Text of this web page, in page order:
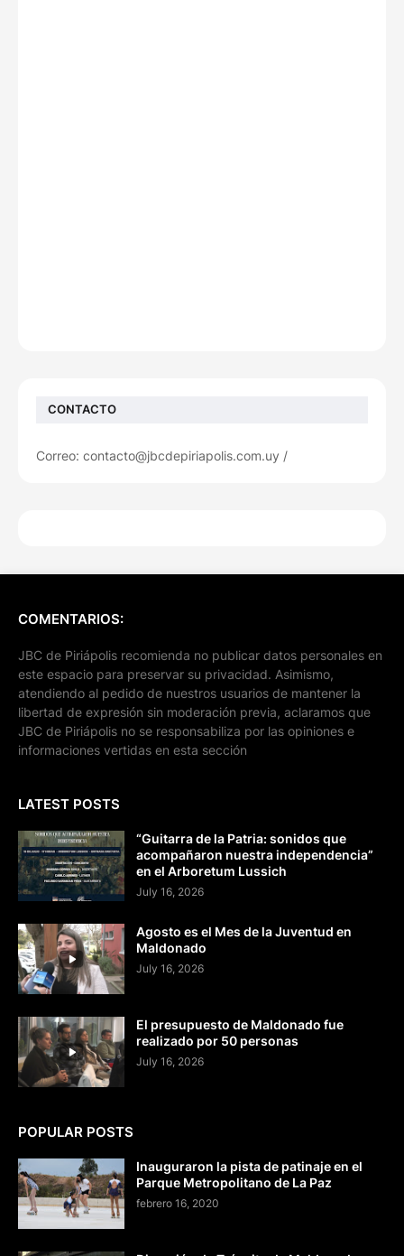
CONTACTO
Correo: contacto@jbcdepiriapolis.com.uy /
COMENTARIOS:
JBC de Piriápolis recomienda no publicar datos personales en
este espacio para preservar su privacidad. Asimismo,
atendiendo al pedido de nuestros usuarios de mantener la
libertad de expresión sin moderación previa, aclaramos que
JBC de Piriápolis no se responsabiliza por las opiniones e
informaciones vertidas en esta sección
LATEST POSTS
“Guitarra de la Patria: sonidos que
acompañaron nuestra independencia”
en el Arboretum Lussich
July 16, 2026
Agosto es el Mes de la Juventud en
Maldonado
July 16, 2026
El presupuesto de Maldonado fue
realizado por 50 personas
July 16, 2026
POPULAR POSTS
Inauguraron la pista de patinaje en el
Parque Metropolitano de La Paz
febrero 16, 2020